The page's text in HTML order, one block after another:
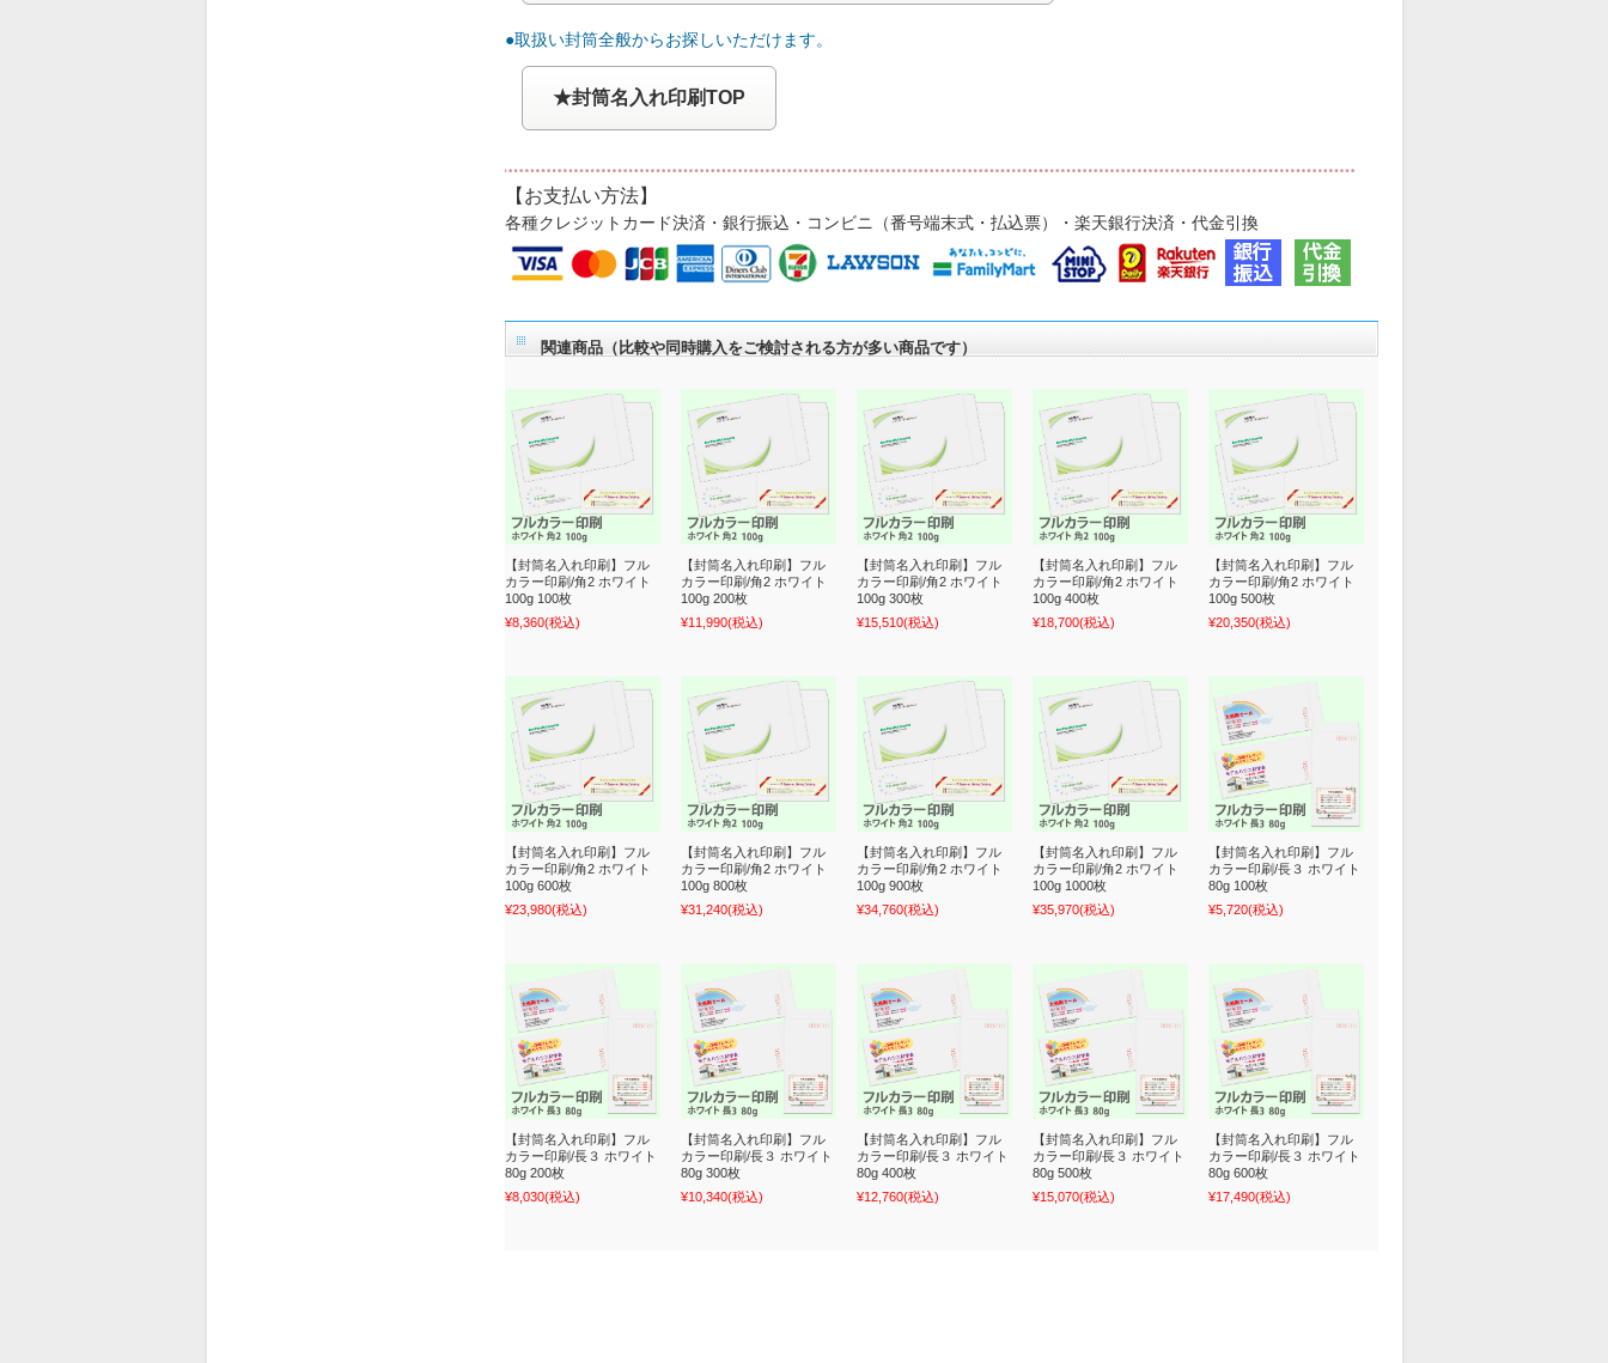
●取扱い封筒全般からお探しいただけます。
★封筒名入れ印刷TOP
【お支払い方法】
各種クレジットカード決済・銀行振込・コンビニ（番号端末式・払込票）・楽天銀行決済・代金引換
関連商品（比較や同時購入をご検討される方が多い商品です）
【封筒名入れ印刷】フル
カラー印刷/角2 ホワイト
100g 100枚
¥8,360(税込)
【封筒名入れ印刷】フル
カラー印刷/角2 ホワイト
100g 200枚
¥11,990(税込)
【封筒名入れ印刷】フル
カラー印刷/角2 ホワイト
100g 300枚
¥15,510(税込)
【封筒名入れ印刷】フル
カラー印刷/角2 ホワイト
100g 400枚
¥18,700(税込)
【封筒名入れ印刷】フル
カラー印刷/角2 ホワイト
100g 500枚
¥20,350(税込)
【封筒名入れ印刷】フル
カラー印刷/角2 ホワイト
100g 600枚
¥23,980(税込)
【封筒名入れ印刷】フル
カラー印刷/角2 ホワイト
100g 800枚
¥31,240(税込)
【封筒名入れ印刷】フル
カラー印刷/角2 ホワイト
100g 900枚
¥34,760(税込)
【封筒名入れ印刷】フル
カラー印刷/角2 ホワイト
100g 1000枚
¥35,970(税込)
【封筒名入れ印刷】フル
カラー印刷/長３ ホワイト
80g 100枚
¥5,720(税込)
【封筒名入れ印刷】フル
カラー印刷/長３ ホワイト
80g 200枚
¥8,030(税込)
【封筒名入れ印刷】フル
カラー印刷/長３ ホワイト
80g 300枚
¥10,340(税込)
【封筒名入れ印刷】フル
カラー印刷/長３ ホワイト
80g 400枚
¥12,760(税込)
【封筒名入れ印刷】フル
カラー印刷/長３ ホワイト
80g 500枚
¥15,070(税込)
【封筒名入れ印刷】フル
カラー印刷/長３ ホワイト
80g 600枚
¥17,490(税込)